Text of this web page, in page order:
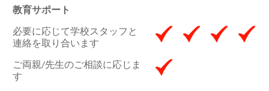
教育サポート
必要に応じて学校スタッフと
連絡を取り合います
ご両親/先生のご相談に応じま
す